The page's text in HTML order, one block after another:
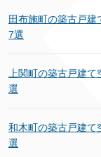
田布施町の築古戸
7選
上関町の築古戸建て
選
和木町の築古戸建て
選